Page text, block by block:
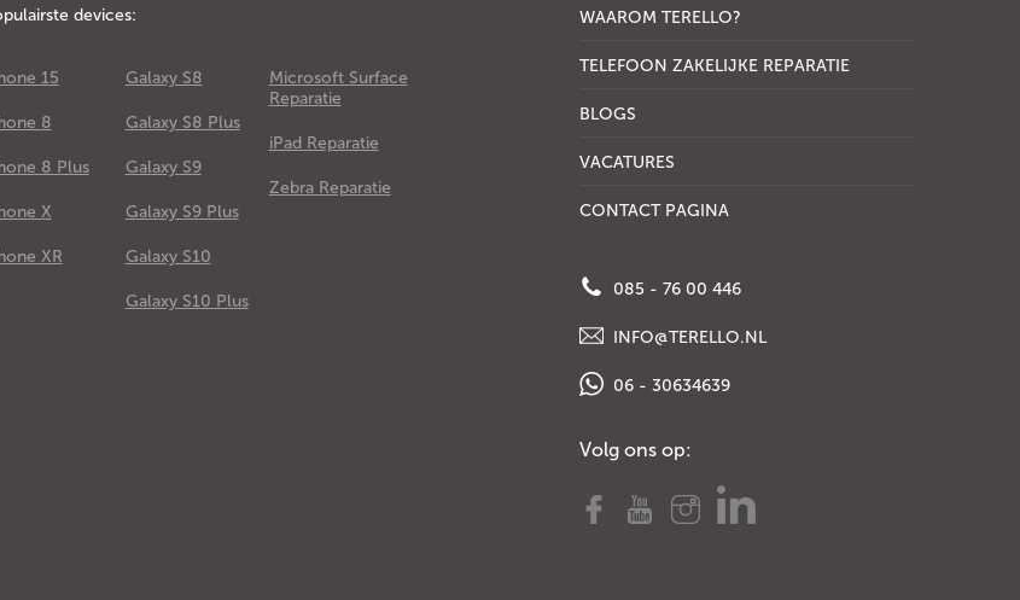
devices:
15
8
8 Plus
X
XR
Galaxy S8
Galaxy S8 Plus
Galaxy S9
Galaxy S9 Plus
Galaxy S10
Galaxy S10 Plus
Microsoft Surface
Reparatie
iPad Reparatie
Zebra Reparatie
WAAROM TERELLO?
TELEFOON ZAKELIJKE REPARATIE
BLOGS
VACATURES
CONTACT PAGINA
085 - 76 00 446
INFO@TERELLO.NL
06 - 30634639
Volg ons op: